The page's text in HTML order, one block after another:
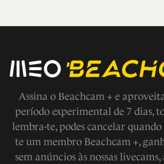
Assina o Beachcam + e
período experimental de 7 dias,
lembra-te, podes cancelar
te um membro Beachcam +,
sem anúncios às nossas